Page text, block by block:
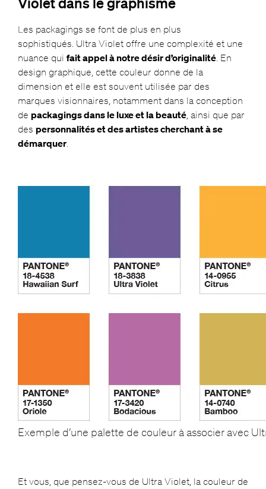
Les packagings se font de plus en plus
sophistiqués. Ultra Violet offre une complexité et une
nuance qui fait appel à notre désir d’originalité. En
design graphique, cette couleur donne de la
dimension et elle est souvent utilisée par des
marques visionnaires, notamment dans la conception
de packagings dans le luxe et la beauté, ainsi que par
des personnalités et des artistes cherchant à se
démarquer.
Exemple d’une palette de couleur à associer avec
Et vous, que pensez-vous de Ultra Violet, la couleur de